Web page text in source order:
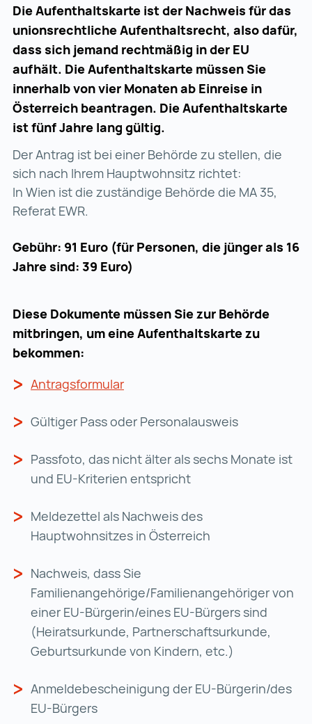
Die Aufenthaltskarte ist der Nachweis für das
unionsrechtliche Aufenthaltsrecht, also dafür,
dass sich jemand rechtmäßig in der EU
aufhält. Die Aufenthaltskarte müssen Sie
innerhalb von vier Monaten ab Einreise in
Österreich beantragen. Die Aufenthaltskarte
ist fünf Jahre lang gültig.
Der Antrag ist bei einer Behörde zu stellen, die
sich nach Ihrem Hauptwohnsitz richtet:
In Wien ist die zuständige Behörde die MA 35,
Referat EWR.
Gebühr: 91 Euro (für Personen, die jünger als 16
Jahre sind: 39 Euro)
Diese Dokumente müssen Sie zur Behörde
mitbringen, um eine Aufenthaltskarte zu
bekommen:
Antragsformular
Gültiger Pass oder Personalausweis
Passfoto, das nicht älter als sechs Monate ist
und EU-Kriterien entspricht
Meldezettel als Nachweis des
Hauptwohnsitzes in Österreich
Nachweis, dass Sie
Familienangehörige/Familienangehöriger von
einer EU-Bürgerin/eines EU-Bürgers sind
(Heiratsurkunde, Partnerschaftsurkunde,
Geburtsurkunde von Kindern, etc.)
Anmeldebescheinigung der EU-Bürgerin/des
EU-Bürgers